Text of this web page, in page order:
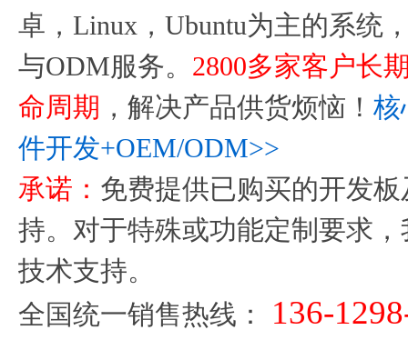
卓，Linux，Ubuntu为主的系统
与ODM服务。 2800多家客户长
命周期 ，解决产品供货烦恼！ 核
件开发+OEM/ODM>>
承诺： 免费提供已购买的开发
持。对于特殊或功能定制要求
技术支持。
全国统一销售热线：
136-